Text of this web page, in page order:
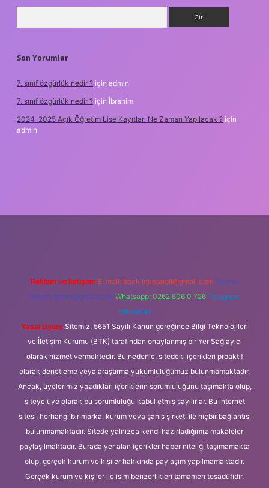
Son Yorumlar
7. sınıf özgürlük nedir ? için admin
7. sınıf özgürlük nedir ? için İbrahim
2024-2025 Açık Öğretim Lise Kayıtları Ne Zaman Yapılacak ? için
admin
Reklam ve İletişim: E-mail: backlinkpaneli@gmail.com Teams:
forumhizmeti@gmail.com Whatsapp: 0262 606 0 726 Telegram:
@karabul
Yasal Uyarı: Sitemiz, 5651 Sayılı Kanun gereğince Bilgi Teknolojileri
ve İletişim Kurumu (BTK) tarafından onaylanmış bir Yer Sağlayıcı
olarak hizmet vermektedir. Bu nedenle, sitedeki içerikleri proaktif
olarak denetleme veya araştırma yükümlülüğümüz bulunmamaktadır.
Ancak, üyelerimiz yazdıkları içeriklerin sorumluluğunu taşımakta olup,
siteye üye olarak bu sorumluluğu kabul etmiş sayılırlar. Bu internet
sitesi, herhangi bir marka, kurum veya şahıs şirketi ile hiçbir bağlantısı
bulunmamaktadır. Sitede yalnızca kendi hazırladığımız makaleler
paylaşılmaktadır. Burada yer alan içerikler haber niteliği taşımamakta
olup, gerçek kurum ve kişiler hakkında paylaşım yapılmamaktadır.
Gerçek kurum ve kişiler ile isim benzerlikleri tamamen tesadüfidir.